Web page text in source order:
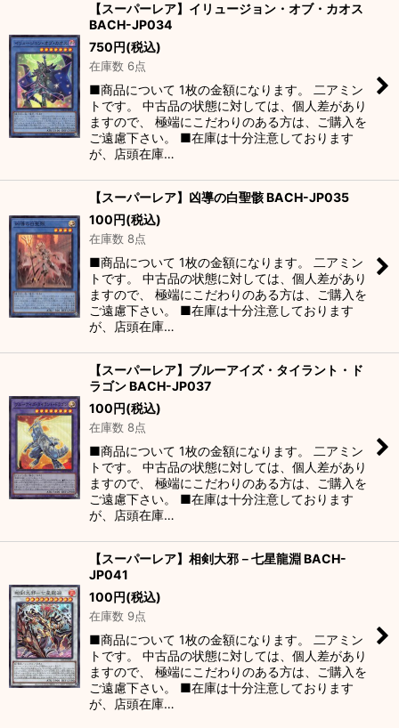
【スーパーレア】イリュージョン・オブ・カオス
BACH-JP034
750円(税込)
在庫数 6点
■商品について 1枚の金額になります。 二アミン
トです。 中古品の状態に対しては、個人差があり
ますので、 極端にこだわりのある方は、ご購入を
ご遠慮下さい。 ■在庫は十分注意しております
が、店頭在庫…
【スーパーレア】凶導の白聖骸 BACH-JP035
100円(税込)
在庫数 8点
■商品について 1枚の金額になります。 二アミン
トです。 中古品の状態に対しては、個人差があり
ますので、 極端にこだわりのある方は、ご購入を
ご遠慮下さい。 ■在庫は十分注意しております
が、店頭在庫…
【スーパーレア】ブルーアイズ・タイラント・ド
ラゴン BACH-JP037
100円(税込)
在庫数 8点
■商品について 1枚の金額になります。 二アミン
トです。 中古品の状態に対しては、個人差があり
ますので、 極端にこだわりのある方は、ご購入を
ご遠慮下さい。 ■在庫は十分注意しております
が、店頭在庫…
【スーパーレア】相剣大邪－七星龍淵 BACH-
JP041
100円(税込)
在庫数 9点
■商品について 1枚の金額になります。 二アミン
トです。 中古品の状態に対しては、個人差があり
ますので、 極端にこだわりのある方は、ご購入を
ご遠慮下さい。 ■在庫は十分注意しております
が、店頭在庫…